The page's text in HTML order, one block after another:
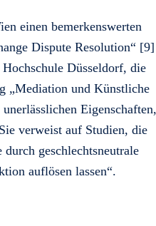
einen bemerkenswerten
Dispute Resolution“ [9]
Düsseldorf, die
„Mediation und Künstliche
Eigenschaften,
verweist auf Studien, die
geschlechtsneutrale
auflösen lassen“.